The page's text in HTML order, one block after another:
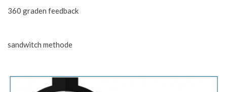
360 graden feedback
sandwitch methode